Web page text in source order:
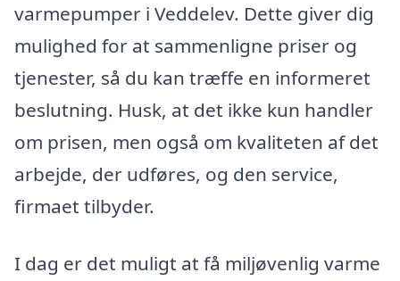
varmepumper i Veddelev. Dette giver dig
mulighed for at sammenligne priser og
tjenester, så du kan træffe en informeret
beslutning. Husk, at det ikke kun handler
om prisen, men også om kvaliteten af det
arbejde, der udføres, og den service,
firmaet tilbyder.
I dag er det muligt at få miljøvenlig varme